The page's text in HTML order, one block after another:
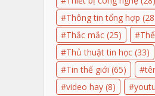
Thông tin tổng hợp
Thắc mắc (25)
Thủ thuật tin học (33)
Tin thế giới (65)
video hay (8)